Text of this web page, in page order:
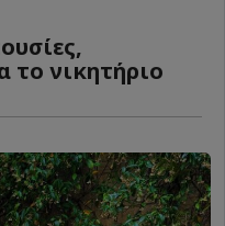
το νικητήριο